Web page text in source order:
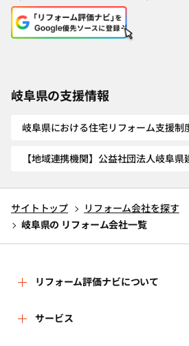
岐阜県の支援情報
岐阜県における住宅リフォーム支援制
【地域連携機関】公益社団法人岐阜県
サイトトップ
リフォーム会社を探す
岐阜県の リフォーム会社一覧
リフォーム評価ナビについて
リフォーム評価ナビとは
サービス